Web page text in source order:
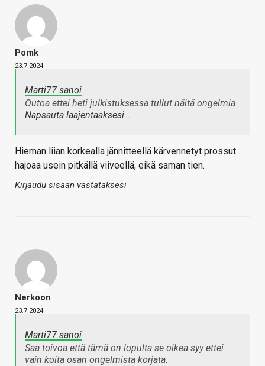
Pomk
23.7.2024
Marti77 sanoi
Outoa ettei heti julkistuksessa tullut näitä ongelmia
Napsauta laajentaaksesi…
Hieman liian korkealla jännitteellä kärvennetyt prossut
hajoaa usein pitkällä viiveellä, eikä saman tien.
Kirjaudu sisään vastataksesi
Nerkoon
23.7.2024
Marti77 sanoi
Saa toivoa että tämä on lopulta se oikea syy ettei
vain koita osan ongelmista korjata.